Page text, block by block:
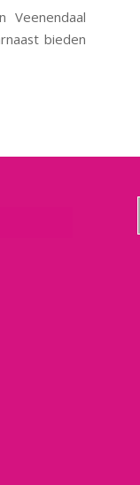
bieden